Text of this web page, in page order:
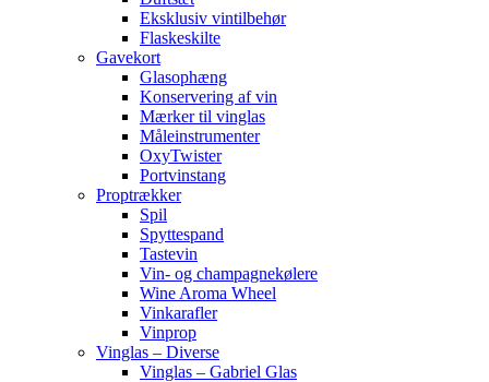
Eksklusiv vintilbehør
Flaskeskilte
Gavekort
Glasophæng
Konservering af vin
Mærker til vinglas
Måleinstrumenter
OxyTwister
Portvinstang
Proptrækker
Spil
Spyttespand
Tastevin
Vin- og champagnekølere
Wine Aroma Wheel
Vinkarafler
Vinprop
Vinglas – Diverse
Vinglas – Gabriel Glas